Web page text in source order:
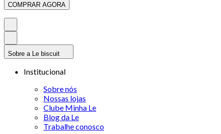
COMPRAR AGORA
Sobre a Le biscuit
Institucional
Sobre nós
Nossas lojas
Clube Minha Le
Blog da Le
Trabalhe conosco